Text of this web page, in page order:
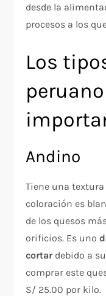
desde la
procesos a los
Los
Andino
Tiene una
coloración es
de los quesos
orificios. Es uno
cortardebido a
comprar este
S/ 25.00 por kilo.